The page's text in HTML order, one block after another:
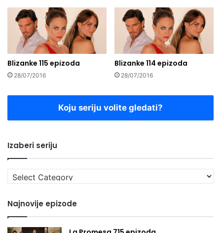
Blizanke 115 epizoda
28/07/2016
Blizanke 114 epizoda
28/07/2016
Koju seriju volite gledati?
Izaberi seriju
Izaberi
seriju
Najnovije epizode